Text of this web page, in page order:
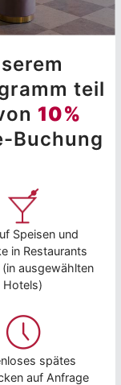
teil
10%
Buchung
Speisen und
in Restaurants
(in ausgewählten
Hotels)
spätes
auf Anfrage